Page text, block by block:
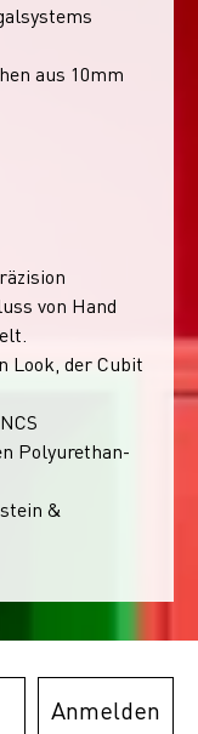
aus 10mm
von Hand
Look, der Cubit
Polyurethan-
&
Anmelden